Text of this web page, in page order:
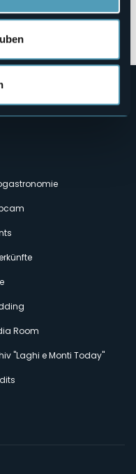
Room
"Laghi e Monti Today"